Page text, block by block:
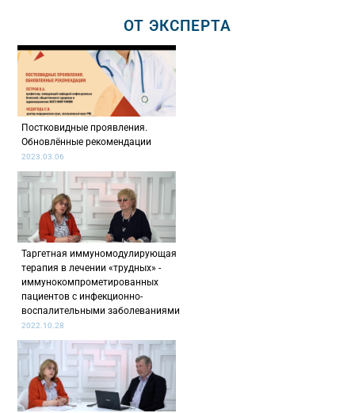
ОТ ЭКСПЕРТА
Постковидные проявления.
Обновлённые рекомендации
2023.03.06
Таргетная иммуномодулирующая
терапия в лечении «трудных» -
иммунокомпрометированных
пациентов с инфекционно-
воспалительными заболеваниями
2022.10.28